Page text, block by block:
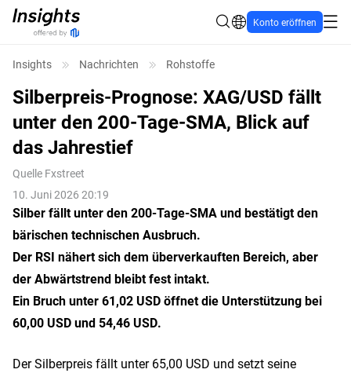
Konto eröffnen
Insights Nachrichten Rohstoffe
Silberpreis-Prognose: XAG/USD fällt
unter den 200-Tage-SMA, Blick auf
das Jahrestief
Quelle Fxstreet
10. Juni 2026 20:19
Silber fällt unter den 200-Tage-SMA und bestätigt den
bärischen technischen Ausbruch.
Der RSI nähert sich dem überverkauften Bereich, aber
der Abwärtstrend bleibt fest intakt.
Ein Bruch unter 61,02 USD öffnet die Unterstützung bei
60,00 USD und 54,46 USD.
Der Silberpreis fällt unter 65,00 USD und setzt seine